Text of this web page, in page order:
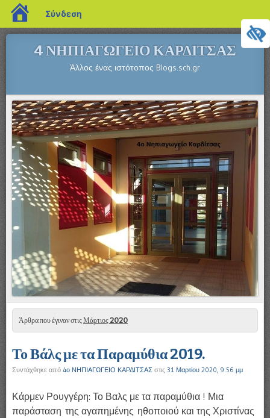
4 ΝΗΠΙΑΓΩΓΕΙΟ ΚΑΡΔΙΤΣΑΣ
Άλλος ένας ιστότοπος Blogs.sch.gr
Μενού
ΜΕΤΆΒΑΣΗ ΣΕ ΠΕΡΙΕΧΌΜΕΝΟ
Άρθρα που έγιναν στιςΜάρτιος 2020
Το Βάλς με τα Παραμύθια 2019.
Συντάχθηκε από 4ο ΝΗΠΙΑΓΩΓΕΙΟ ΚΑΡΔΙΤΣΑΣ στις 31 Μαρτίου 2020, 9:56 μμ
Κάρμεν Ρουγγέρη: Το Βαλς με τα παραμύθια ! Μια
παράσταση της αγαπημένης ηθοποιού και της Χριστίνας
blogs.sch.gr
Σύνδεση